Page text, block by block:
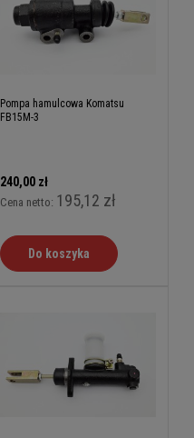
Pompa hamulcowa Komatsu
FB15M-3
240,00 zł
Cena netto: 195,12 zł
Do koszyka